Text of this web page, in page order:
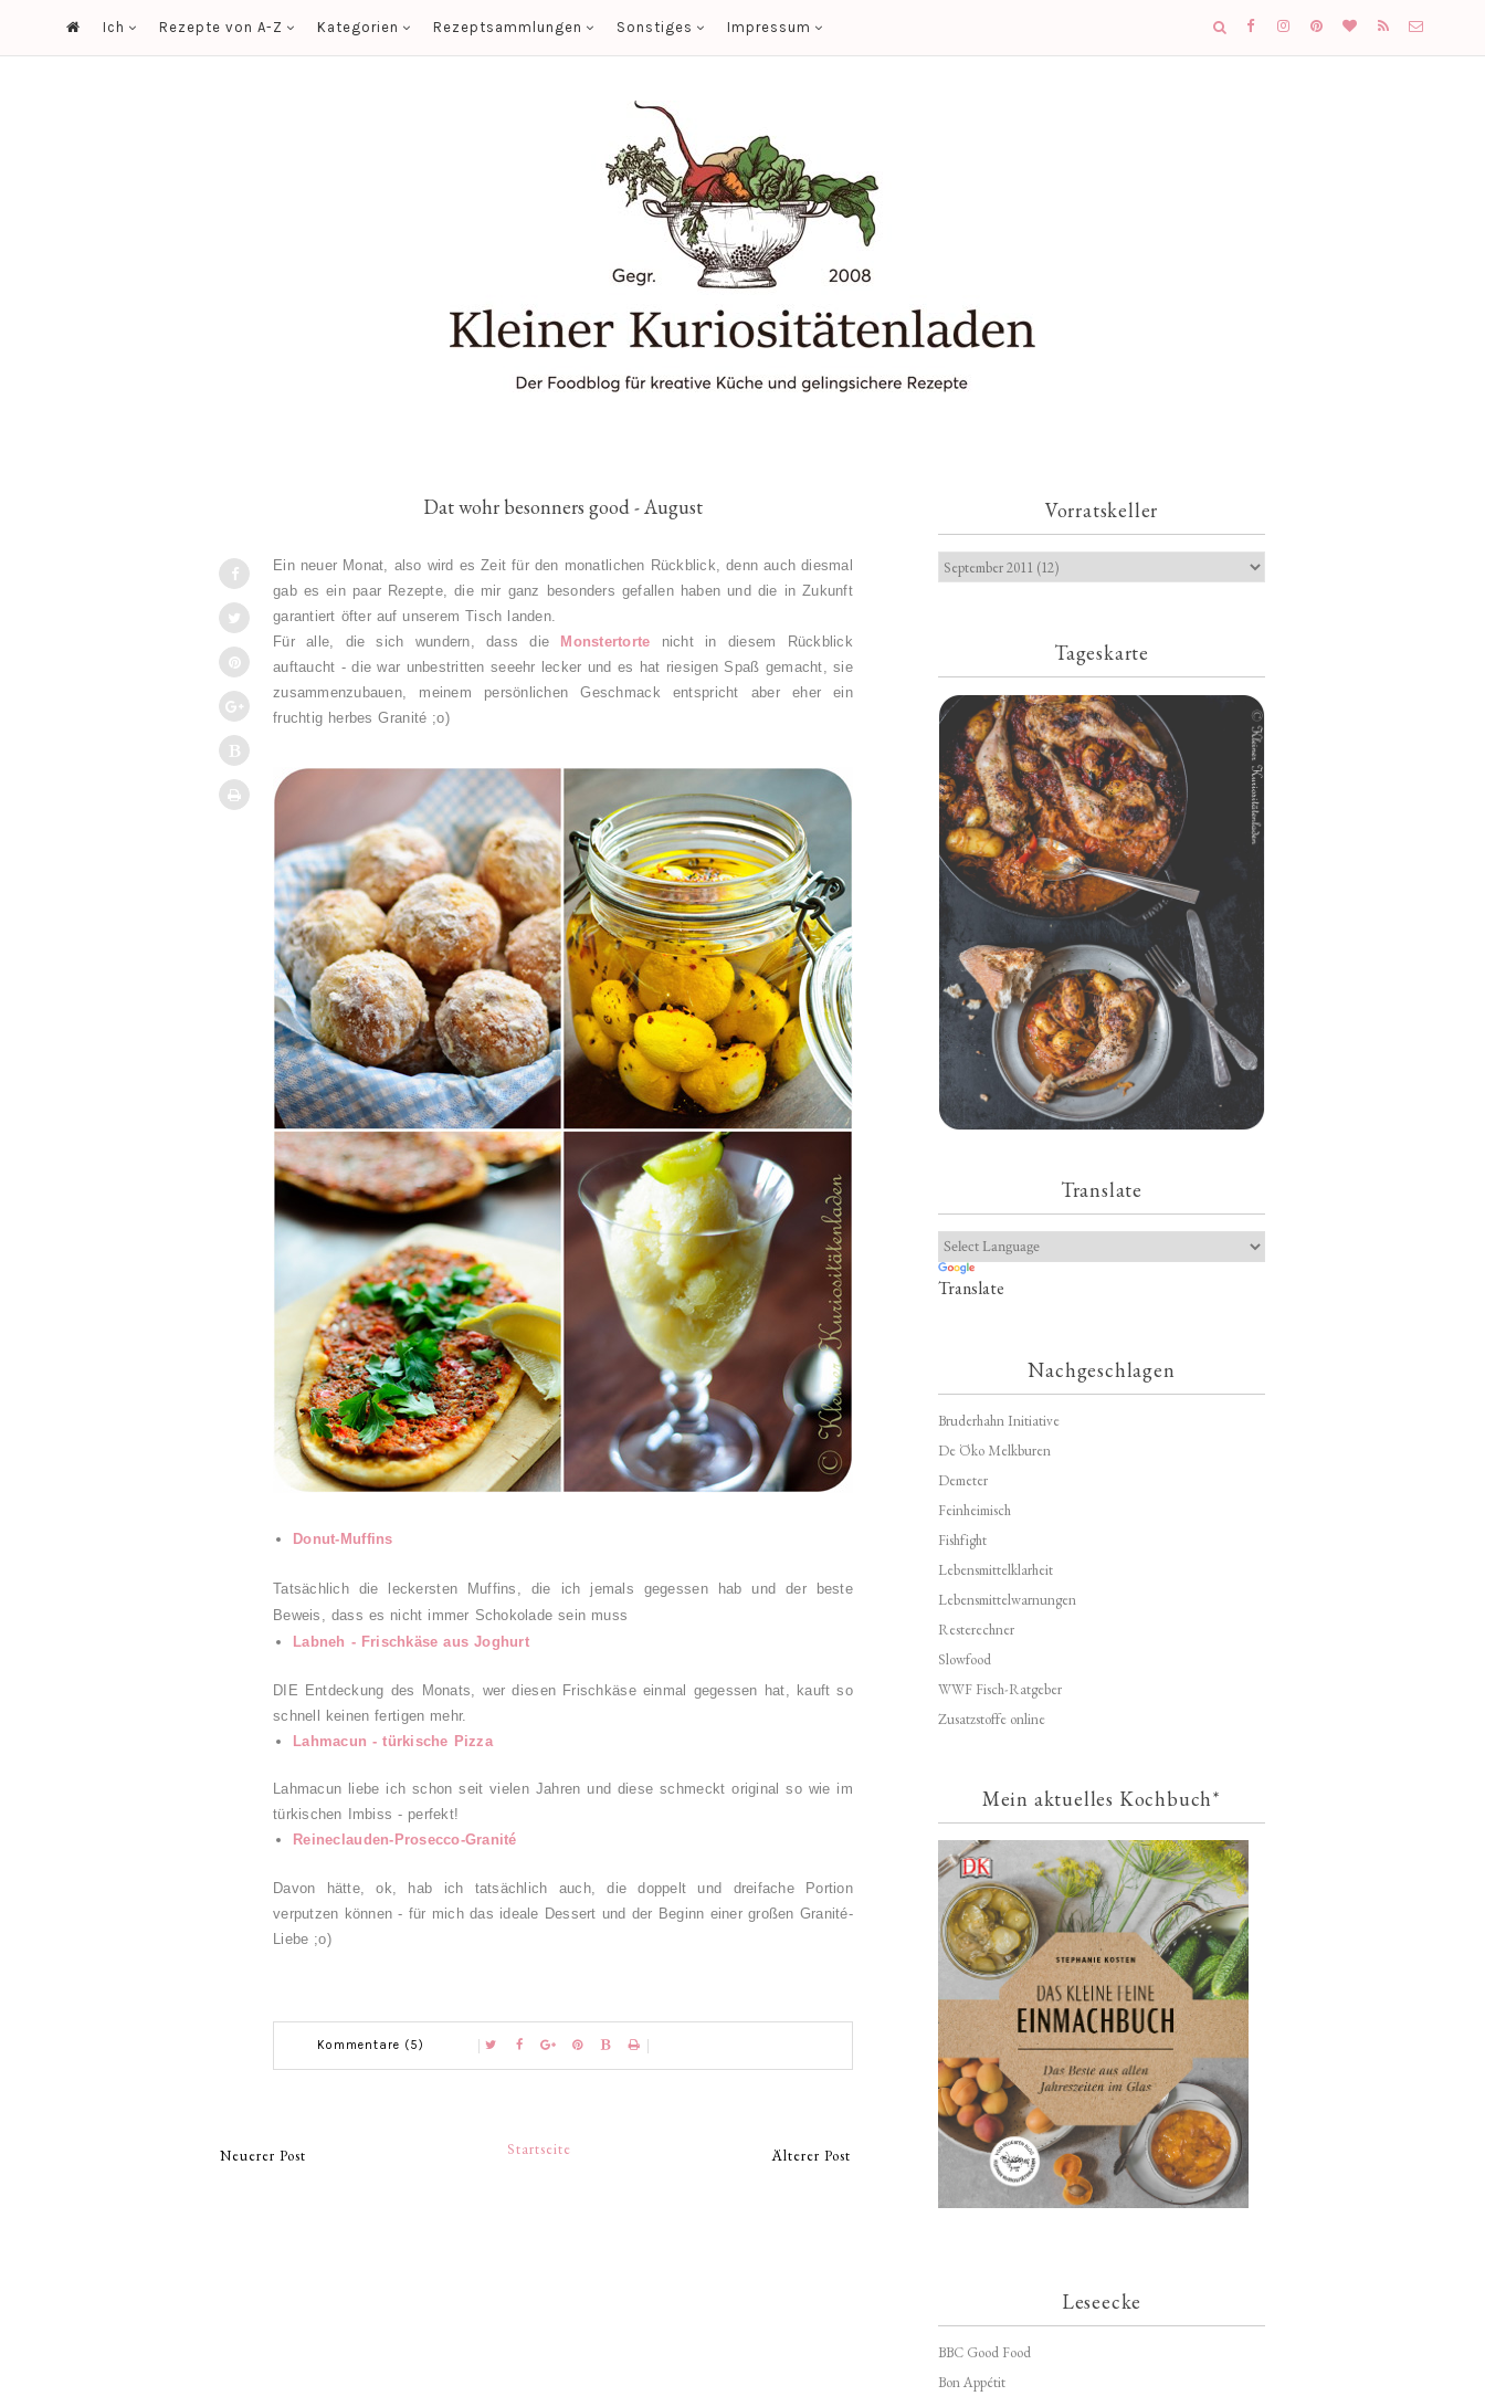
Ich Rezepte von A-Z Kategorien Rezeptsammlungen Sonstiges Impressum
Dat wohr besonners good - August
Ein neuer Monat, also wird es Zeit für den monatlichen Rückblick, denn auch diesmal
gab es ein paar Rezepte, die mir ganz besonders gefallen haben und die in Zukunft
garantiert öfter auf unserem Tisch landen.
Für alle, die sich wundern, dass die
Monstertorte nicht in diesem Rückblick
auftaucht - die war unbestritten seeehr lecker und es hat riesigen Spaß gemacht, sie
zusammenzubauen, meinem persönlichen Geschmack entspricht aber eher ein
fruchtig herbes Granité ;o)
Donut-Muffins
Tatsächlich die leckersten Muffins, die ich jemals gegessen hab und der beste
Beweis, dass es nicht immer Schokolade sein muss
Labneh - Frischkäse aus Joghurt
DIE Entdeckung des Monats, wer diesen Frischkäse einmal gegessen hat, kauft so
schnell keinen fertigen mehr.
Lahmacun - türkische Pizza
Lahmacun liebe ich schon seit vielen Jahren und diese schmeckt original so wie im
türkischen Imbiss - perfekt!
Reineclauden-Prosecco-Granité
Davon hätte, ok, hab ich tatsächlich auch, die doppelt und dreifache Portion
verputzen können - für mich das ideale Dessert und der Beginn einer großen Granité-
Liebe ;o)
Kommentare (5)
Neuerer Post Älterer Post
Startseite
Vorratskeller
Tageskarte
Geschmorte Hähnchenschenkel auf
Paprikakraut und kleinen Kartoffeln
Translate
Translate
Nachgeschlagen
Bruderhahn Initiative
De Öko Melkburen
Demeter
Feinheimisch
Fishfight
Lebensmittelklarheit
Lebensmittelwarnungen
Resterechner
Slowfood
WWF Fisch-Ratgeber
Zusatzstoffe online
Mein aktuelles Kochbuch*
Leseecke
BBC Good Food
Bon Appétit